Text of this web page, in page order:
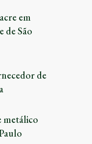
em
de São
de
metálico